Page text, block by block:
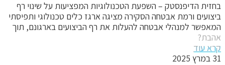
הדיפנסטק – השפעת הטכנולוגיות המפציעות על שינוי רף
ורמת אבטחה הסקירה מציגה ארגז כלים טכנולוגי ותפיסתי
למנהלי אבטחה להעלות את רף הביצועים בארגונם, תוך
עוד
2025